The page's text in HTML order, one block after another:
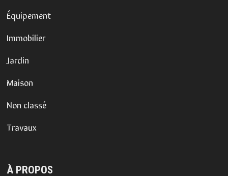
Équipement
Immobilier
Jardin
Maison
Non classé
Travaux
À PROPOS